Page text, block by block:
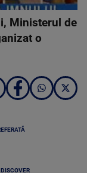
Ministerul de
o